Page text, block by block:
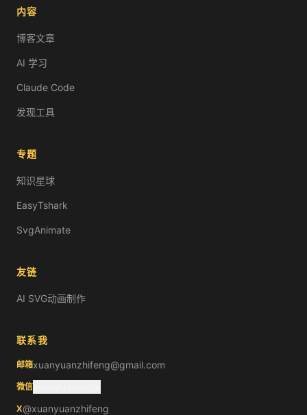
内容
博客文章
AI 学习
Claude Code
发现工具
专题
知识星球
EasyTshark
SvgAnimate
友链
AI SVG动画制作
联系我
邮箱xuanyuanzhifeng@gmail.com
微信
X@xuanyuanzhifeng